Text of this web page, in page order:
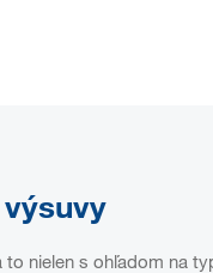
nielen s ohľadom na